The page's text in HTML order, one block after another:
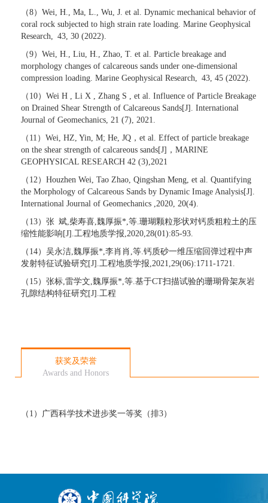
（8） Wei, H., Ma, L., Wu, J. et al. Dynamic mechanical behavior of
coral rock subjected to high strain rate loading. Marine Geophysical
Research
43, 30 (2022).
（9） Wei, H., Liu, H., Zhao, T. et al. Particle breakage and
morphology changes of calcareous sands under one-dimensional
compression loading. Marine Geophysical Research
43, 45 (2022).
（ 10） Wei H , Li X , Zhang S , et al. Influence of Particle Breakage
on Drained Shear Strength of Calcareous Sands[J]. International
Journal of Geomechanics, 21 (7), 2021.
（ 11 ） Wei, HZ Yin, M; He, JQ ， et al. Effect of particle breakage
on the shear strength of calcareous sands[J] ， MARINE
GEOPHYSICAL RESEARCH 42 (3),2021
（ 12 ） Houzhen Wei, Tao Zhao, Qingshan Meng, et al. Quantifying
the Morphology of Calcareous Sands by Dynamic Image Analysis[J].
International Journal of Geomechanics ,2020, 20(4).
（ 13）张 斌 柴寿喜 魏厚振*, 等 珊瑚颗粒形状对钙质粗粒土的压
缩性能影响[J]. 工程地质学报 ,2020,28(01):85-93.
（ 14）吴永洁 魏厚振*, 李肖肖 等 钙质砂一维压缩回弹过程中声
发射特征试验研究[J]. 工程地质学报 ,2021,29(06):1711-1721.
（ 15）张标 雷学文 魏厚振*, 等 基于CT扫描试验的珊瑚骨架灰岩
孔隙结构特征研究[J]. 工程
获奖及荣誉
Awards and Honors
（ 1 ）广西科学技术进步奖一等奖（排3）